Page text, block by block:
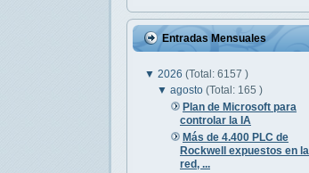
Entradas Mensuales
▼ 2026 (Total: 6157 )
▼agosto(Total: 165 )
Plan de Microsoft para
controlar la IA
Más de 4.400 PLC de
Rockwell expuestos en la
red, ...